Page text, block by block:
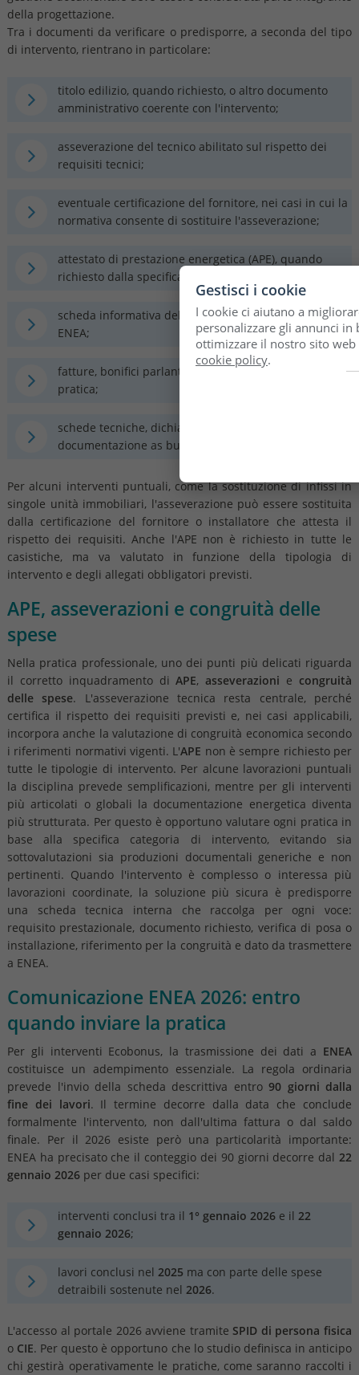
della progettazione.
Tra i documenti da verificare o predisporre, a seconda del tipo
di intervento, rientrano in particolare:
titolo edilizio, quando richiesto, o altro documento
amministrativo coerente con l'intervento;
asseverazione del tecnico abilitato sul rispetto dei
requisiti tecnici;
eventuale certificazione del fornitore, nei casi in cui la
normativa consente di sostituire l'asseverazione;
attestato di prestazione energetica (APE), quando
richiesto dalla specifica fattispecie;
scheda informativa dell'intervento da trasmettere a
ENEA;
fatture, bonifici parlanti e ricevute di invio della
pratica;
schede tecniche, dichiarazioni di conformità e
documentazione as built.
Per alcuni interventi puntuali, come la sostituzione di infissi in
singole unità immobiliari, l'asseverazione può essere sostituita
dalla certificazione del fornitore o installatore che attesta il
rispetto dei requisiti. Anche l'APE non è richiesto in tutte le
casistiche, ma va valutato in funzione della tipologia di
intervento e degli allegati obbligatori previsti.
APE, asseverazioni e congruità delle
spese
Nella pratica professionale, uno dei punti più delicati riguarda
il corretto inquadramento diAPE,asseverazioni e congruità
delle spese. L'asseverazione tecnica resta centrale, perché
certifica il rispetto dei requisiti previsti e, nei casi applicabili,
incorpora anche la valutazione di congruità economica secondo
i riferimenti normativi vigenti. L'APE non è sempre richiesto per
tutte le tipologie di intervento. Per alcune lavorazioni puntuali
la disciplina prevede semplificazioni, mentre per gli interventi
più articolati o globali la documentazione energetica diventa
più strutturata. Per questo è opportuno valutare ogni pratica in
base alla specifica categoria di intervento, evitando sia
sottovalutazioni sia produzioni documentali generiche e non
pertinenti. Quando l'intervento è complesso o interessa più
lavorazioni coordinate, la soluzione più sicura è predisporre
una scheda tecnica interna che raccolga per ogni voce:
requisito prestazionale, documento richiesto, verifica di posa o
installazione, riferimento per la congruità e dato da trasmettere
a ENEA.
Comunicazione ENEA 2026: entro
quando inviare la pratica
Per gli interventi Ecobonus, la trasmissione dei dati a ENEA
costituisce un adempimento essenziale. La regola ordinaria
prevede l'invio della scheda descrittiva entro 90 giorni dalla
fine dei lavori. Il termine decorre dalla data che conclude
formalmente l'intervento, non dall'ultima fattura o dal saldo
finale. Per il 2026 esiste però una particolarità importante:
ENEA ha precisato che il conteggio dei 90 giorni decorre dal 22
gennaio 2026 per due casi specifici:
interventi conclusi tra il 1° gennaio 2026 e il 22
gennaio 2026;
lavori conclusi nel 2025 ma con parte delle spese
detraibili sostenute nel 2026.
L'accesso al portale 2026 avviene tramiteSPID di persona fisica
o CIE. Per questo è opportuno che lo studio definisca in anticipo
chi gestirà operativamente le pratiche, come saranno raccolti i
Gestisci i cookie
I cookie ci aiutano a
personalizzare gli annunci in
ottimizzare il nostro sito
cookie policy.